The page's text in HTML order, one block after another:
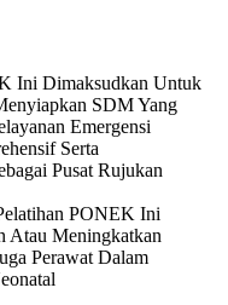
Ini Dimaksudkan Untuk
SDM Yang
Emergensi
Serta
Pusat Rujukan
PONEK Ini
Atau Meningkatkan
Perawat Dalam